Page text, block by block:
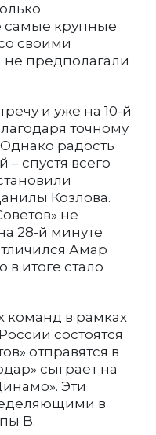
самые крупные
своими
предполагали
и уже на 10-й
точному
радость
спустя всего
Козлова.
не
28-й минуте
Амар
в итоге стало
команд в рамках
состоятся
отправятся в
сыграет на
Эти
в
B.